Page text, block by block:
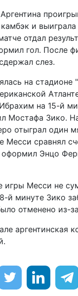
и
отдал
гол. После
слез.
на
на 15-й
Мостафа Зико.
отыграл один
Месси сравнял
оформил Энцо
игры Месси не
й минуте Зико
отменено из-
аргентинская